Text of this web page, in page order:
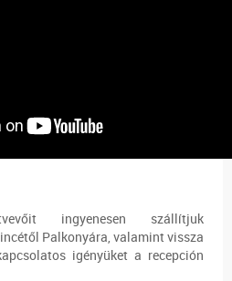
ingyenesen szállítjuk
Palkonyára, valamint vissza
igényüket a recepción